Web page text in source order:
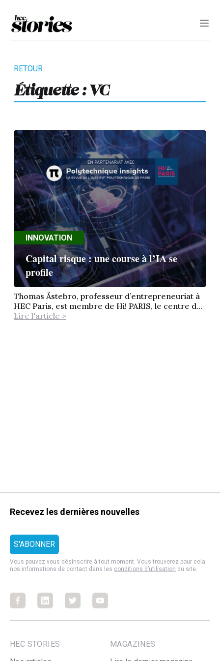
Étiquette : VC
INNOVATION
Capital risque : une course à l’IA se
profile
Thomas Åstebro, professeur d’entrepreneuriat à
HEC Paris, est membre de Hi! PARIS, le centre d...
Lire l'article >
Recevez les dernières nouvelles
Vous pouvez vous désinscrire à tout moment. Vous trouverez pour cela
nos informations de contact dans les conditions d’utilisation du site.
FacebookFacebookFacebookFacebook
HEC STORIES
MAGAZINES